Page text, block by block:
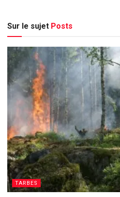
Sur le sujet Posts
TARBES